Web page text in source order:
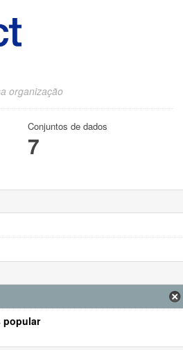
organização
Conjuntos de dados
7
popular